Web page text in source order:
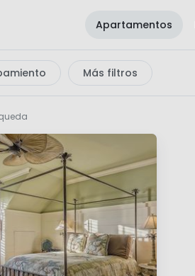
Apartamentos
Más filtros